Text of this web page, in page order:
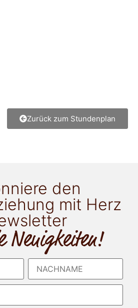
Zurück zum Stundenplan
den
mit Herz
Neuigkeiten!